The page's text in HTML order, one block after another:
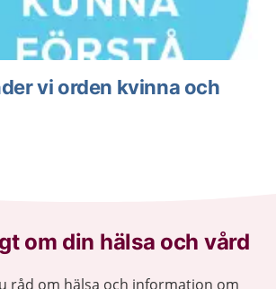
vi orden kvinna och
om din hälsa och vård
råd om hälsa och information om